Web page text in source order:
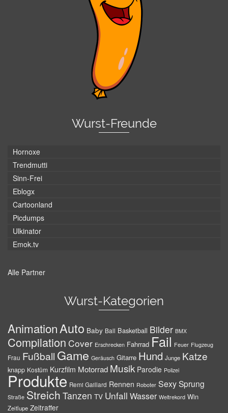
Wurst-Freunde
Hornoxe
Trendmutti
Sinn-Frei
Eblogx
Cartoonland
Picdumps
Ulkinator
Emok.tv
Alle Partner
Wurst-Kategorien
AnimationAuto Baby Ball Basketball Bilder BMX
Compilation Cover Erschrecken Fahrrad Fail Feuer Flugzeug
Frau Fußball Game Geräusch Gitarre Hund Junge Katze
knapp Kostüm Kurzfilm Motorrad Musik Parodie Polizei
Produkte Remi Gaillard Rennen Roboter SexySprung
Straße Streich Tanzen TV Unfall Wasser Weltrekord Win
Zeitlupe Zeitraffer